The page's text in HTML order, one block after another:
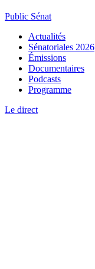
Public Sénat
Actualités
Sénatoriales 2026
Émissions
Documentaires
Podcasts
Programme
Le direct